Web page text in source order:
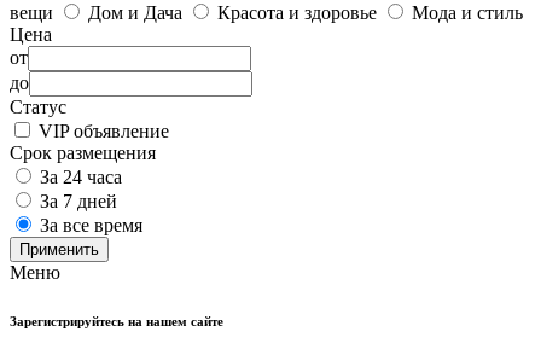
вещи
Дом и Дача Красота и здоровье
Мода и стиль
Цена
от
до
Статус
VIP объявление
Срок размещения
За 24 часа
За 7 дней
За все время
Применить
Меню
Зарегистрируйтесь на нашем сайте